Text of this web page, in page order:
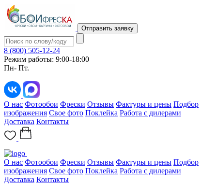
Отправить заявку
8 (800) 505-12-24
Режим работы: 9:00-18:00
Пн- Пт.
О нас Фотообои Фрески Отзывы Фактуры и цены Подбор
изображения Свое фото Поклейка Работа с дилерами
Доставка Контакты
О нас Фотообои Фрески Отзывы Фактуры и цены Подбор
изображения Свое фото Поклейка Работа с дилерами
Доставка Контакты